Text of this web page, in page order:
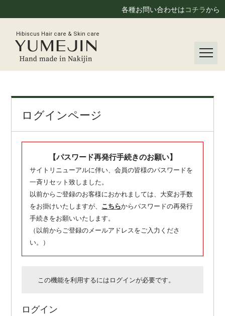
各種お問い合わせはコチラから
Hibiscus Hair care & Skin care
ログインページ
【パスワード再発行手続きのお願い】
サイトリニューアルに伴い、会員の皆様のパスワードを
一斉リセット致しました。
以前からご登録のお客様におかれましては、大変お手数
をお掛けいたしますが、 こちらからパスワードの再発行
手続きをお願いいたします。
（以前からご登録のメールアドレスをご入力くださ
い。）
この機能を利用するにはログインが必要です。
ログイン